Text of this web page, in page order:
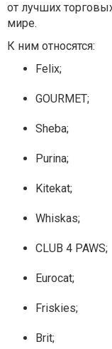
от лучших
мире.
К ним относятся:
Felix;
GOURMET;
Sheba;
Purina;
Kitekat;
Whiskas;
CLUB 4 PAWS;
Eurocat;
Friskies;
Brit;